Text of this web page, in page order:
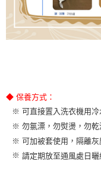
◆ 保養方式：
※ 可直接置入洗衣機用冷
※ 勿氯漂，勿熨燙，勿乾
※ 可加被套使用，隔離
※ 請定期放至通風處日